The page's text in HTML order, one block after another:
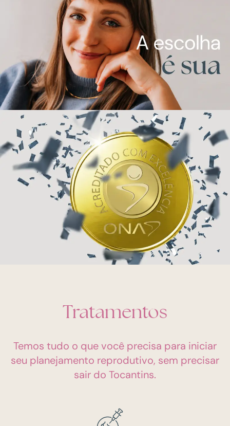
Tratamentos
Temos tudo o que você precisa para iniciar
seu planejamento reprodutivo, sem precisar
sair do Tocantins.